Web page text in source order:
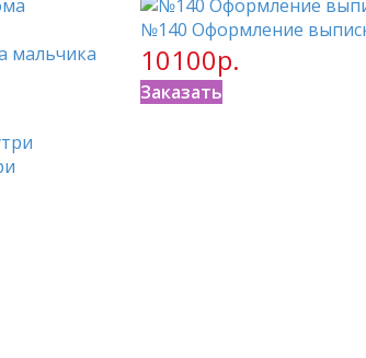
мальчика
№140 Оформление
10100р.
Заказать